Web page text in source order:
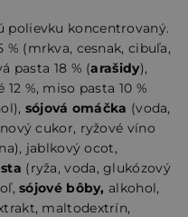
polievku koncentrovaný.
% (mrkva, cesnak, cibuľa,
pasta 18 % (arašidy),
%, miso pasta 10 %
sójová omáčka (voda,
cukor, ryžové víno
jablkový ocot,
(ryža, voda, glukózový
sójové bôby, alkohol,
maltodextrín,